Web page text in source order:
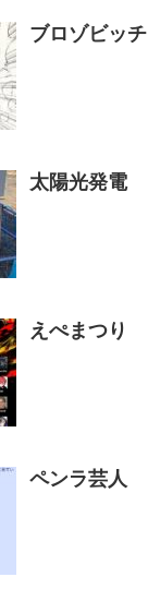
ブロゾビッチ
太陽光発電
えぺまつり
ペンラ芸人